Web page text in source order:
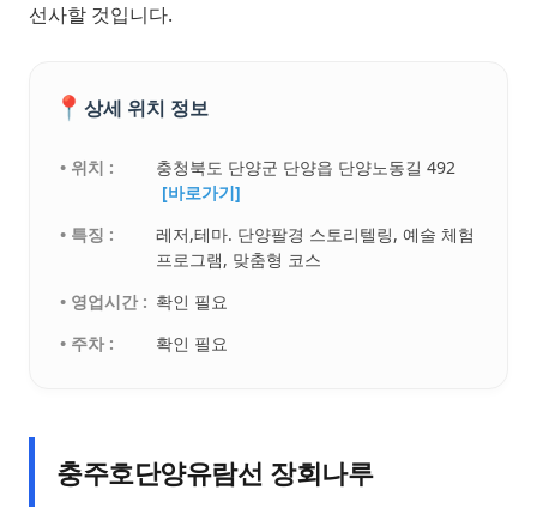
선사할 것입니다.
📍 상세 위치 정보
• 위치 :
충청북도 단양군 단양읍 단양노동길 492
[바로가기]
• 특징 :
레저,테마. 단양팔경 스토리텔링, 예술 체험
프로그램, 맞춤형 코스
• 영업시간 : 확인 필요
• 주차 :
확인 필요
충주호단양유람선 장회나루